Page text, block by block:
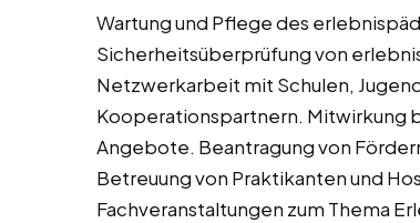
Wartung und Pflege des
Sicherheitsüberprüfung von
Netzwerkarbeit mit Schulen,
Kooperationspartnern. Mitwirkung
Angebote. Beantragung von
Betreuung von Praktikanten und
Fachveranstaltungen zum Thema